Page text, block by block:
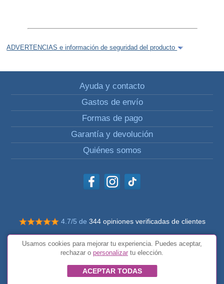
ADVERTENCIAS e información de seguridad del producto
Ayuda y contacto
Gastos de envío
Formas de pago
Garantía y devolución
Quiénes somos
4.7/5 de 344 opiniones verificadas de clientes
© Todos los derechos reservados Impulsivos
Condiciones generales
Usamos cookies para mejorar tu experiencia. Puedes aceptar,
rechazar o personalizar tu elección.
ACEPTAR TODAS